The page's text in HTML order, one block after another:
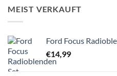
MEIST VERKAUFT
Ford Focus
€14,99